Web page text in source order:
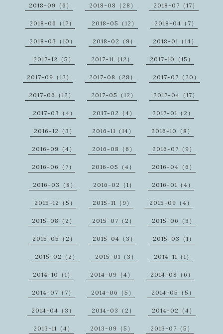
2018-09（6） 2018-08（28） 2018-07（17）
2018-06（17） 2018-05（12） 2018-04（7）
2018-03（10） 2018-02（9） 2018-01（14）
2017-12（5） 2017-11（12） 2017-10（15）
2017-09（12） 2017-08（28） 2017-07（20）
2017-06（12） 2017-05（12） 2017-04（17）
2017-03（4） 2017-02（4） 2017-01（2）
2016-12（3） 2016-11（14） 2016-10（8）
2016-09（4） 2016-08（6） 2016-07（9）
2016-06（7） 2016-05（4） 2016-04（6）
2016-03（8） 2016-02（1） 2016-01（4）
2015-12（5） 2015-11（9） 2015-09（4）
2015-08（2） 2015-07（2） 2015-06（3）
2015-05（2） 2015-04（3） 2015-03（1）
2015-02（2） 2015-01（3） 2014-11（1）
2014-10（1） 2014-09（4） 2014-08（6）
2014-07（7） 2014-06（5） 2014-05（5）
2014-04（3） 2014-03（2） 2014-02（4）
2013-11（4） 2013-09（5） 2013-07（5）